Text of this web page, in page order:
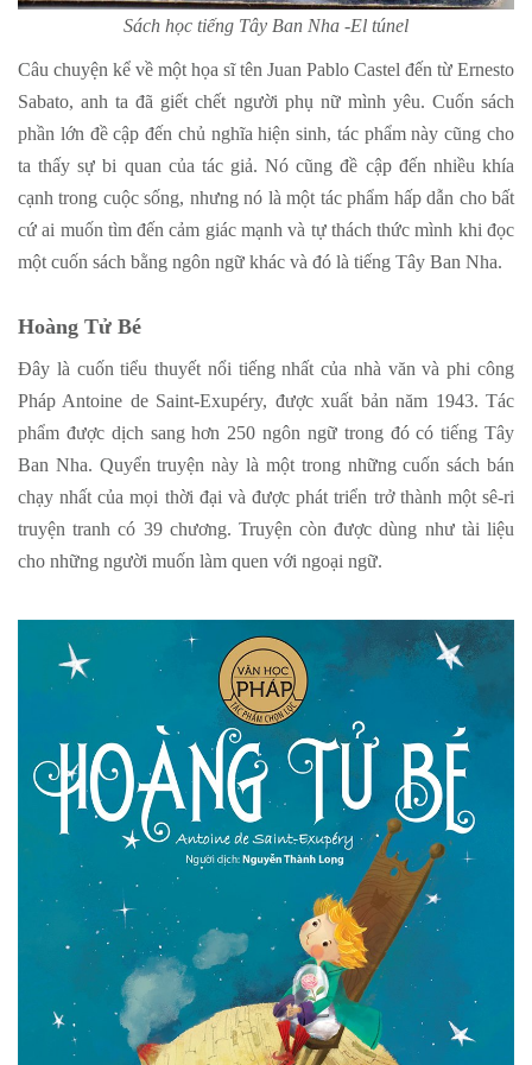
Sách học tiếng Tây Ban Nha -El túnel
Câu chuyện kể về một họa sĩ tên Juan Pablo Castel đến từ Ernesto
Sabato, anh ta đã giết chết người phụ nữ mình yêu. Cuốn sách
phần lớn đề cập đến chủ nghĩa hiện sinh, tác phẩm này cũng cho
ta thấy sự bi quan của tác giả. Nó cũng đề cập đến nhiều khía
cạnh trong cuộc sống, nhưng nó là một tác phẩm hấp dẫn cho bất
cứ ai muốn tìm đến cảm giác mạnh và tự thách thức mình khi đọc
một cuốn sách bằng ngôn ngữ khác và đó là tiếng Tây Ban Nha.
Hoàng Tử Bé
Đây là cuốn tiểu thuyết nổi tiếng nhất của nhà văn và phi công
Pháp Antoine de Saint-Exupéry, được xuất bản năm 1943. Tác
phẩm được dịch sang hơn 250 ngôn ngữ trong đó có tiếng Tây
Ban Nha. Quyển truyện này là một trong những cuốn sách bán
chạy nhất của mọi thời đại và được phát triển trở thành một sê-ri
truyện tranh có 39 chương. Truyện còn được dùng như tài liệu
cho những người muốn làm quen với ngoại ngữ.